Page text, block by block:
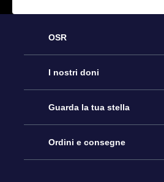
OSR
Assistenza
Contattaci
Blog
I nostri doni
Online Star Gift
Pacchetto regalo OSR
Guarda la tua stella
Registro stellare
Ordini e consegne